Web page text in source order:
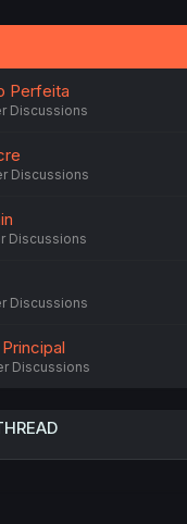
Perfeita
Discussions
Discussions
Discussions
Discussions
Discussions